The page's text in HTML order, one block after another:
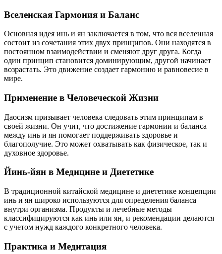
Вселенская Гармония и Баланс
Основная идея инь и ян заключается в том, что вся вселенная
состоит из сочетания этих двух принципов. Они находятся в
постоянном взаимодействии и сменяют друг друга. Когда
один принцип становится доминирующим, другой начинает
возрастать. Это движение создает гармонию и равновесие в
мире.
Применение в Человеческой Жизни
Даосизм призывает человека следовать этим принципам в
своей жизни. Он учит, что достижение гармонии и баланса
между инь и ян помогает поддерживать здоровье и
благополучие. Это может охватывать как физическое, так и
духовное здоровье.
Йинь-йян в Медицине и Диететике
В традиционной китайской медицине и диететике концепции
инь и ян широко используются для определения баланса
внутри организма. Продукты и лечебные методы
классифицируются как инь или ян, и рекомендации делаются
с учетом нужд каждого конкретного человека.
Практика и Медитация